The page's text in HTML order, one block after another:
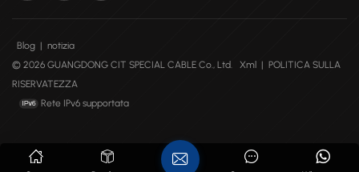
Blog | notizia
© 2026 GUANGDONG CIT SPECIAL CABLE Co., Ltd.
Xml | POLITICA SULLA
RISERVATEZZA
Rete IPv6 supportata